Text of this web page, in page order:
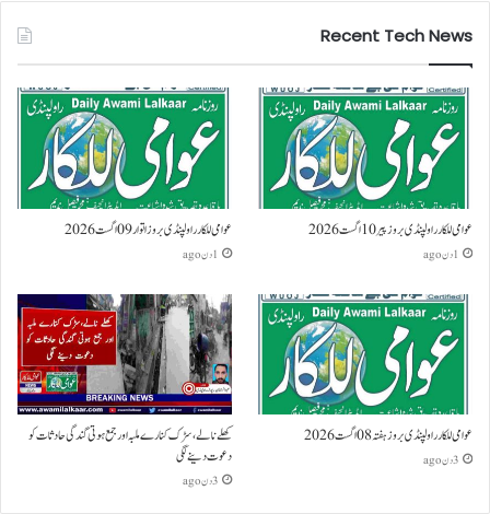
Recent Tech News
عوامی للکار راولپنڈی بروز پیر 10 اگست 2026
1 دن ago
عوامی للکار راولپنڈی بروز اتوار 09 اگست 2026
1 دن ago
عوامی للکار راولپنڈی بروز ہفتہ 08 اگست 2026
3 دن ago
کھلے نالے،سڑک کنارے ملبہ اور جمع ہوتی گندگی حادثات کو
دعوت دینے لگی
3 دن ago